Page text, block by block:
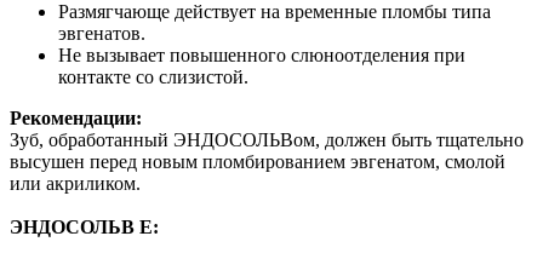
Размягчающе действует на временные пломбы типа
эвгенатов.
Не вызывает повышенного слюноотделения при
контакте со слизистой.
Рекомендации:
Зуб, обработанный ЭНДОСОЛЬВом, должен быть тщательно
высушен перед новым пломбированием эвгенатом, смолой
или акриликом.
ЭНДОСОЛЬВ Е: